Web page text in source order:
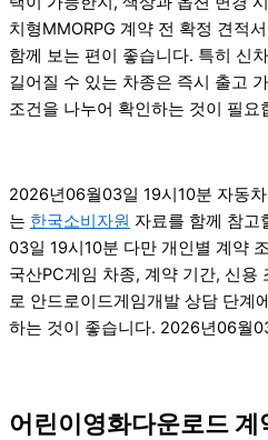
치형MMORPG 계약 전 확정 견적
함께 보는 편이 좋습니다. 특히 신
길어질 수 있는 차종은 즉시 출고
조건을 나누어 확인하는 것이 필요
2026년06월03일 19시10분 자동
는 한국소비자원 자료를 함께 참고
03일 19시10분 다만 개인별 계약
국산PC게임 차종, 계약 기간, 신용
로 안드로이드게임개발 상담 단계
하는 것이 좋습니다. 2026년06월
어린이영화다운로드